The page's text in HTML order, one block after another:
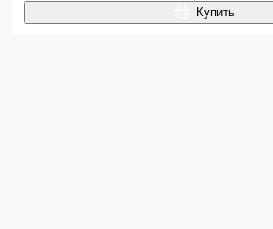
Купить